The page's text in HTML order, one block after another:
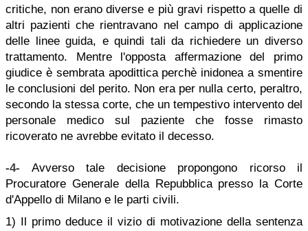
critiche, non erano diverse e più gravi rispetto a quelle di
altri pazienti che rientravano nel campo di applicazione
delle linee guida, e quindi tali da richiedere un diverso
trattamento. Mentre l'opposta affermazione del primo
giudice è sembrata apodittica perchè inidonea a smentire
le conclusioni del perito. Non era per nulla certo, peraltro,
secondo la stessa corte, che un tempestivo intervento del
personale medico sul paziente che fosse rimasto
ricoverato ne avrebbe evitato il decesso.
-4- Avverso tale decisione propongono ricorso il
Procuratore Generale della Repubblica presso la Corte
d'Appello di Milano e le parti civili.
1) Il primo deduce il vizio di motivazione della sentenza